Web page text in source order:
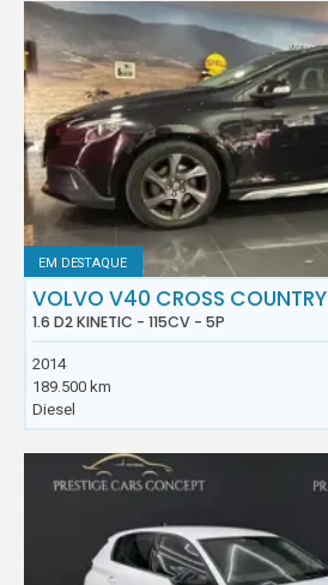
EM DESTAQUE
VOLVO V40 CROSS COUNTRY
1.6 D2 KINETIC - 115CV - 5P
2014
189.500 km
Diesel